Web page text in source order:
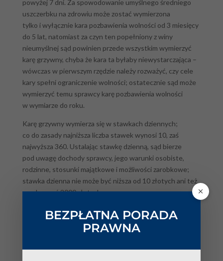
powyżej 7 dni. Za spowodowanie umyślnego średniego
uszczerbku na zdrowiu może zostać wymierzona
tylko i wyłącznie kara pozbawienia wolności od 3 miesięcy
do 5 lat, natomiast za czyn ten popełniony z winy
nieumyślnej sąd powinien przede wszystkim wymierzyć
karę grzywny, chyba że kara ta byłaby niewystarczająca –
wówczas w pierwszym rzędzie należy rozważyć, czy cele
kary spełni ograniczenie wolności; ostatecznie sąd może
wymierzyć temu sprawcy karę pozbawienia wolności
w wymiarze do roku.
Karę grzywny wymierza się w stawkach dziennych;
co do zasady najniższa liczba stawek wynosi 10, zaś
najwyższa 360. Ustalając stawkę dzienną, sąd bierze
pod uwagę dochody sprawcy, jego warunki osobiste,
rodzinne, stosunki majątkowe i możliwości zarobkowe;
stawka dzienna nie może być niższa od 10 złotych ani też
przekraczać 2000 złotych.
Kara ograniczenia wolności polega natomiast
na wykonywaniu nieodpłatnej, kontrolowanej pracy
na cele społeczne wskazanej przez sąd w odpowiednim
BEZPŁATNA PORADA
PRAWNA